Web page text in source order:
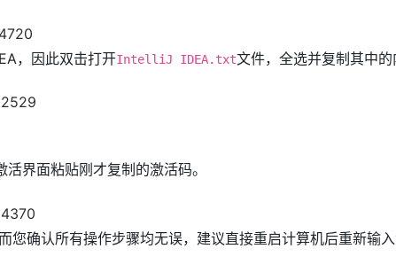
，因此双击打开IntelliJ IDEA.txt文件，全选并复制其中的
界面粘贴刚才复制的激活码。
您确认所有操作步骤均无误，建议直接重启计算机后重新输入